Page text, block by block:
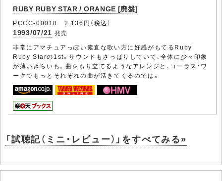
RUBY RUBY STAR / ORANGE [廃盤]
PCCC-00018 2,136円（税込）
1993/07/21 発売
非常にアマチュアっぽい素直な歌い方に好感がもてるRuby
Ruby Starの1st。サウンドもさっぱりしていて、全体に少々印象
が薄いきらいも。曲をもり立てるようなアレンジと、コーラス・ワ
ークでもっとそれぞれの曲が活きてくるのでは。
「試聴記（ミニ・レビュー）」をすべてみる»